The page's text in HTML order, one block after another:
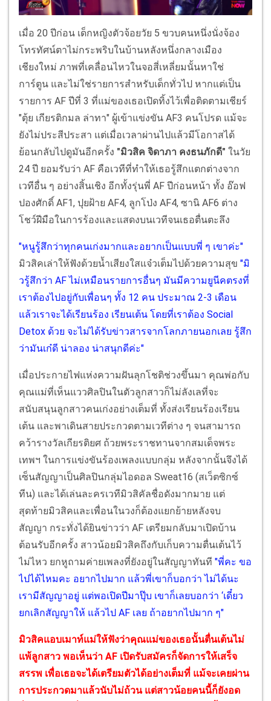
เมื่อ 20 ปีก่อน เด็กหญิงตัวจ้อยวัย 5 ขวบคนหนึ่งนั่งจ้อง
โทรทัศน์ตาไม่กระพริบในบ้านหลังหนึ่งกลางเมือง
เชียงใหม่ ภาพที่เคลื่อนไหวในจอสี่เหลี่ยมนั้นหาใช่
การ์ตูน และไม่ใช่รายการสำหรับเด็กทั่วไป หากแต่เป็น
รายการ AF ปีที่ 3 ที่แม่ของเธอเปิดทิ้งไว้เพื่อติดตามเชียร์
"ตุ้ย เกียรติกมล ล่าทา" ผู้เข้าแข่งขัน AF3 คนโปรด แม้จะ
ยังไม่ประสีประสา แต่เมื่อเวลาผ่านไปแล้วมีโอกาสได้
ย้อนกลับไปดูมันอีกครั้ง "มิวสิค จิดาภา คงธนภักดี" ในวัย
24 ปี ยอมรับว่า AF คือเวทีที่ทำให้เธอรู้สึกแตกต่างจาก
เวทีอื่น ๆ อย่างสิ้นเชิง อีกทั้งรุ่นพี่ AF ปีก่อนหน้า ทั้ง อ๊อฟ
ปองศักดิ์ AF1, ปุยฝ้าย AF4, ลูกโป่ง AF4, ซานิ AF6 ต่าง
โชว์ฝีมือในการร้องและแสดงบนเวทีจนเธอตื่นตะลึง
"หนูรู้สึกว่าทุกคนเก่งมากและอยากเป็นแบบพี่ ๆ เขาค่ะ"
มิวสิคเล่าให้ฟังด้วยน้ำเสียงใสแจ๋วเต็มไปด้วยความสุข "มิ
วรู้สึกว่า AF ไม่เหมือนรายการอื่นๆ มันมีความยูนีคตรงที่
เราต้องไปอยู่กับเพื่อนๆ ทั้ง 12 คน ประมาณ 2-3 เดือน
แล้วเราจะได้เรียนร้อง เรียนเต้น โดยที่เราต้อง Social
Detox ด้วย จะไม่ได้รับข่าวสารจากโลกภายนอกเลย รู้สึก
ว่ามันเก๋ดี น่าลอง น่าสนุกดีค่ะ"
เมื่อประกายไฟแห่งความฝันลุกโชติช่วงขึ้นมา คุณพ่อกับ
คุณแม่ที่เห็นแววศิลปินในตัวลูกสาวก็ไม่ลังเลที่จะ
สนับสนุนลูกสาวคนเก่งอย่างเต็มที่ ทั้งส่งเรียนร้องเรียน
เต้น และพาเดินสายประกวดตามเวทีต่าง ๆ จนสามารถ
คว้ารางวัลเกียรติยศ ถ้วยพระราชทานจากสมเด็จพระ
เทพฯ ในการแข่งขันร้องเพลงแบบกลุ่ม หลังจากนั้นจึงได้
เซ็นสัญญาเป็นศิลปินกลุ่มไอดอล Sweat16 (สเว็ตซิกซ์
ทีน) และได้เล่นละครเวทีมิวสิคัลชื่อดังมากมาย แต่
สุดท้ายมิวสิคและเพื่อนในวงก็ต้องแยกย้ายหลังจบ
สัญญา กระทั่งได้ยินข่าวว่า AF เตรียมกลับมาเปิดบ้าน
ต้อนรับอีกครั้ง สาวน้อยมิวสิคถึงกับเก็บความตื่นเต้นไว้
ไม่ไหว ยกหูถามค่ายเพลงที่ยังอยู่ในสัญญาทันที "พี่คะ ขอ
ไปได้ไหมคะ อยากไปมาก แล้วพี่เขาก็บอกว่า ไม่ได้นะ
เรามีสัญญาอยู่ แต่พอเปิดปีมาปุ๊บ เขาก็เลยบอกว่า ‘เดี๋ยว
ยกเลิกสัญญาให้ แล้วไป AF เลย ถ้าอยากไปมาก ๆ"
มิวสิคแอบเมาท์แม่ให้ฟังว่าคุณแม่ของเธอนั้นตื่นเต้นไม่
แพ้ลูกสาว พอเห็นว่า AF เปิดรับสมัครก็จัดการให้เสร็จ
สรรพ เพื่อเธอจะได้เตรียมตัวได้อย่างเต็มที่ แม้จะเคยผ่าน
การประกวดมาแล้วนับไม่ถ้วน แต่สาวน้อยคนนี้ก็ยังอด